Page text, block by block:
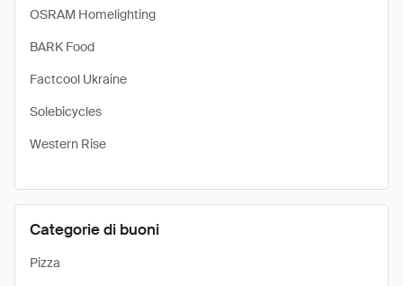
OSRAM Homelighting
BARK Food
Factcool Ukraine
Solebicycles
Western Rise
Categorie di buoni
Pizza